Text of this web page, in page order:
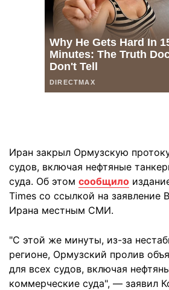
Иран закрыл Ормузскую
судов, включая нефтяные
суда. Об этом сообщило
Times со ссылкой на заявление
Ирана местным СМИ.
"С этой же минуты, из-за
регионе, Ормузский пролив
для всех судов, включая
коммерческие суда", — заявил